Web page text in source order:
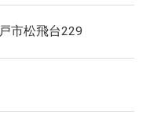
市松飛台229